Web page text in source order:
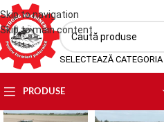
Skip to navigation
Skip to main content
SELECTEAZĂ CATEGORIA
PRODUSE